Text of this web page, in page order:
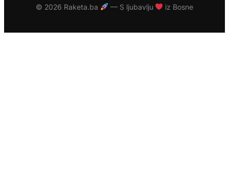
© 2026 Raketa.ba — S ljubavlju iz Bosne